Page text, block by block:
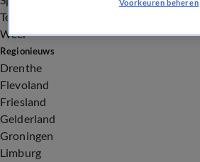
Tech
Weer
Regionieuws
Drenthe
Flevoland
Friesland
Gelderland
Groningen
Limburg
Voorkeuren beheren